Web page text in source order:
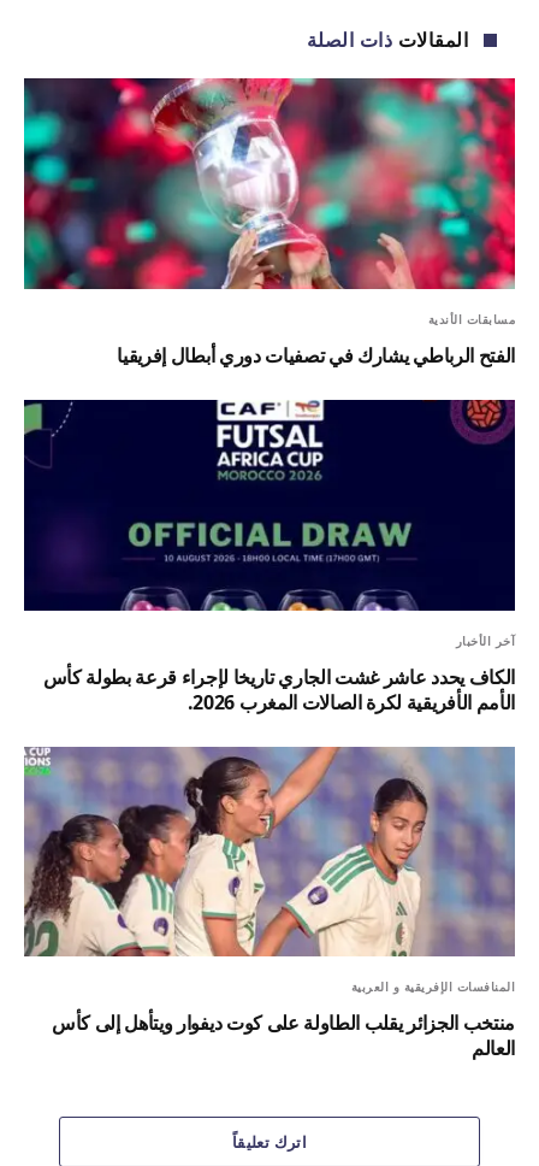
المقالات ذات الصلة
مسابقات الأندية
الفتح الرباطي يشارك في تصفيات دوري أبطال إفريقيا
آخر الأخبار
الكاف يحدد عاشر غشت الجاري تاريخا لإجراء قرعة بطولة كأس
الأمم الأفريقية لكرة الصالات المغرب 2026.
المنافسات الإفريقية و العربية
منتخب الجزائر يقلب الطاولة على كوت ديفوار ويتأهل إلى كأس
العالم
اترك تعليقاً